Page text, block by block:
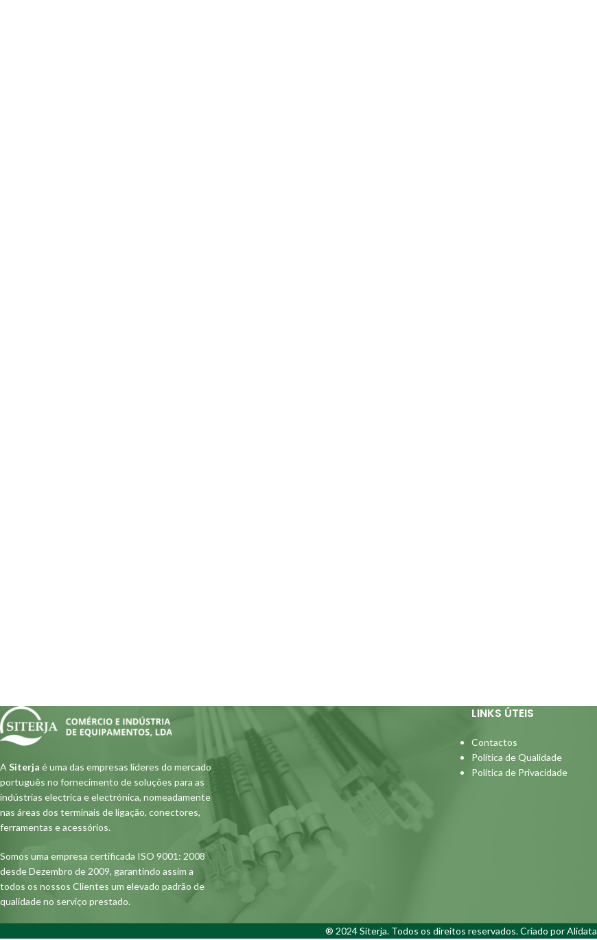
A Siterja é uma das empresas lideres do mercado
português no fornecimento de soluções para as
indústrias electrica e electrónica, nomeadamente
nas áreas dos terminais de ligação, conectores,
ferramentas e acessórios.
Somos uma empresa certificada ISO 9001: 2008
desde Dezembro de 2009, garantindo assim a
todos os nossos Clientes um elevado padrão de
qualidade no serviço prestado.
LINKS ÚTEIS
Contactos
Política de Qualidade
Politica de Privacidade
® 2024 Siterja. Todos os direitos reservados. Criado porAlidata